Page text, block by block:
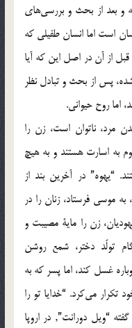
و بعد از بحث و بررسي‌هاي
است اما انسان طفيلي که
فقط براي خدمت به مردان خلق شده است.6 قبل از آن در اصل اين که آيا
پس از بحث و تبادل نظر
اما روح حيواني.
مرد، ناتوان است، زن را
به اسارت هستند و به هيچ
“يهوه” در آخرين بند از
موسي فرستاد، زنان را در
زن را ماية مصيبت و
تولّد دختر، شمع روشن
غسل کند، اما پسر که به
تکرار مي‌کرد. “خدايا تو را
“ويل دورانت”, در اروپا